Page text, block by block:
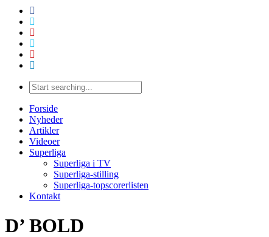
Forside
Nyheder
Artikler
Videoer
Superliga
Superliga i TV
Superliga-stilling
Superliga-topscorerlisten
Kontakt
D’ BOLD